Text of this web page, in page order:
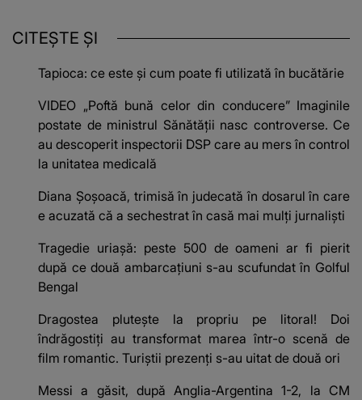
CITEȘTE ȘI
Tapioca: ce este și cum poate fi utilizată în bucătărie
VIDEO „Poftă bună celor din conducere” Imaginile
postate de ministrul Sănătății nasc controverse. Ce
au descoperit inspectorii DSP care au mers în control
la unitatea medicală
Diana Șoșoacă, trimisă în judecată în dosarul în care
e acuzată că a sechestrat în casă mai mulți jurnaliști
Tragedie uriașă: peste 500 de oameni ar fi pierit
după ce două ambarcațiuni s-au scufundat în Golful
Bengal
Dragostea plutește la propriu pe litoral! Doi
îndrăgostiți au transformat marea într-o scenă de
film romantic. Turiștii prezenți s-au uitat de două ori
Messi a găsit, după Anglia-Argentina 1-2, la CM